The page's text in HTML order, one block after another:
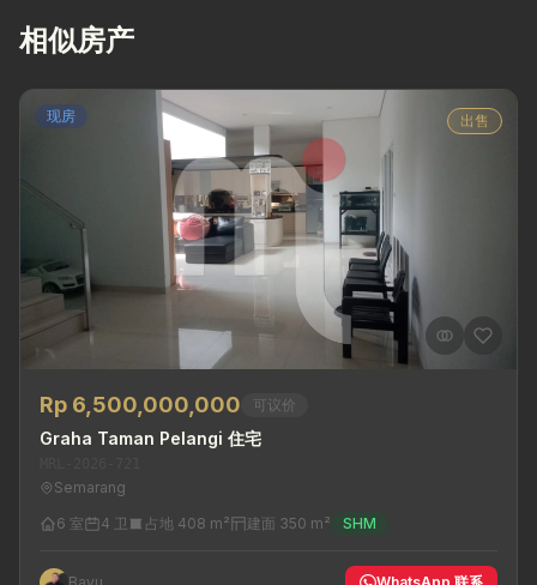
相似房产
现房 出售
Rp 6,500,000,000 可议价
Graha Taman Pelangi 住宅
Semarang
6 室
4 卫 占地 408 m² 建面 350 m² SHM